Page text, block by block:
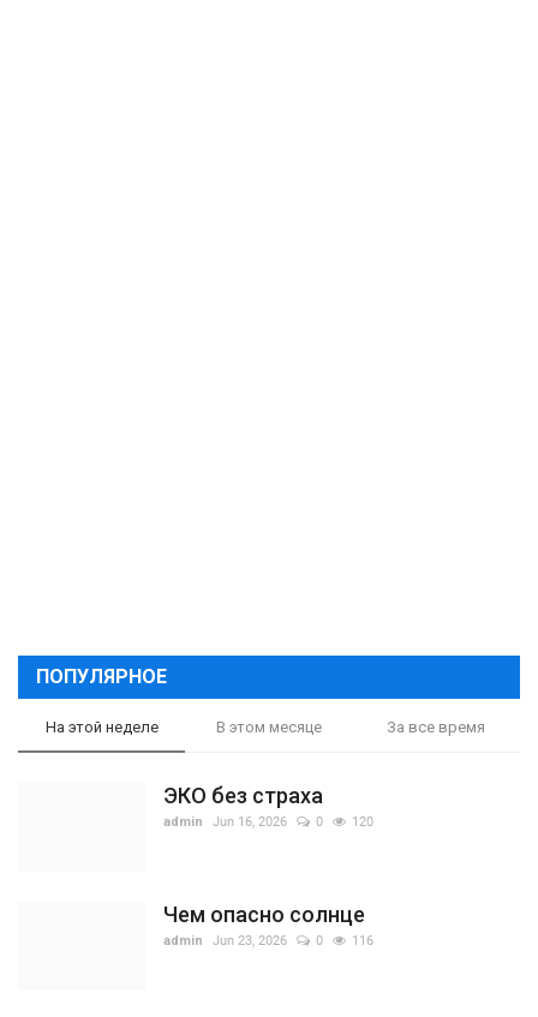
ПОПУЛЯРНОЕ
На этой неделе В этом месяце За все время
ЭКО без страха
admin Jun 16, 2026 0 120
Чем опасно солнце
admin Jun 23, 2026 0 116